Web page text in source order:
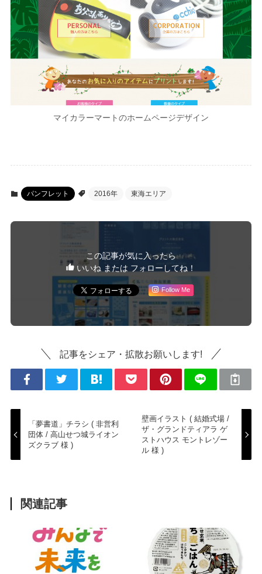
マイカラーマートのホームページデザイン
パンフレット 2016年 東海エリア
この記事が気に入ったら
いいね または フォローしてね！
Follow Me
記事をシェア・拡散お願いします!
「夢書道」チラシ ( 非営利
団体 / 高山せつ城ライオン
ズクラブ 様 )
壁画イラスト ( 結婚式場 /
ザ・グランドティアラ ゲ
ストハウス モントレゾー
ル 様 )
関連記事